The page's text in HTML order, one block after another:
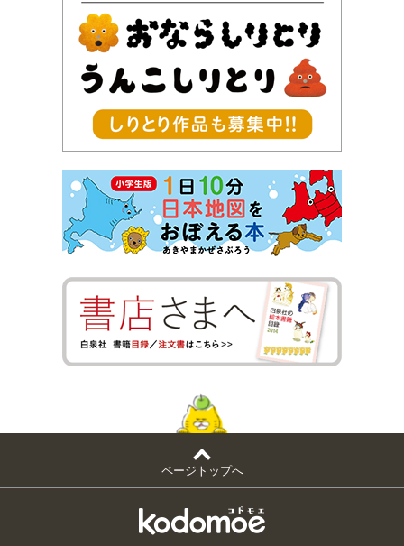
ページトップへ